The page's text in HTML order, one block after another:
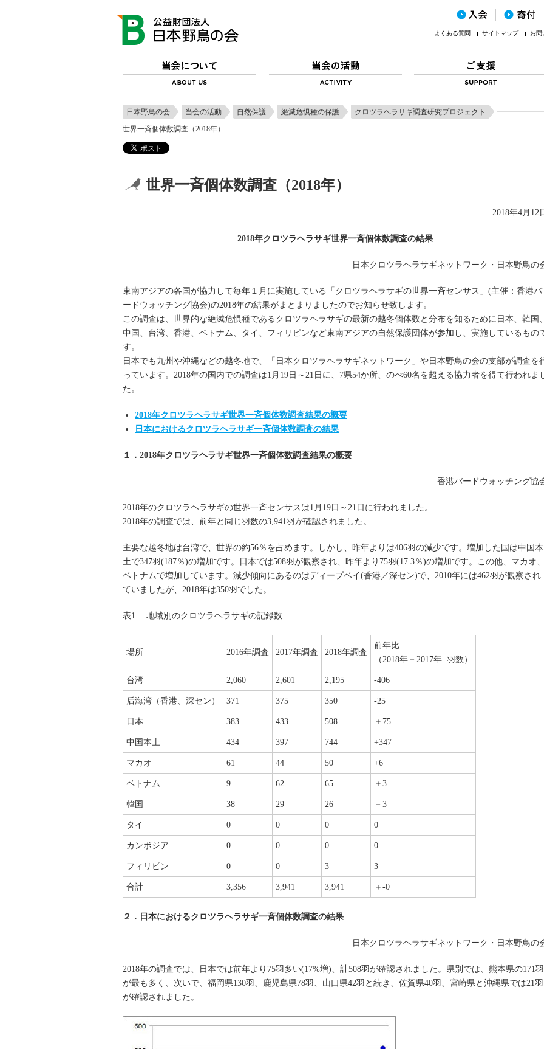
よくある質問 サイトマップ お問
日本野鳥の会 当会の活動 自然保護 絶滅危惧種の保護
クロツラヘラサギ調査研究プロジェクト
世界一斉個体数調査（2018年）
世界一斉個体数調査（2018年）
2018年4月12
2018年クロツラヘラサギ世界一斉個体数調査の結果
日本クロツラヘラサギネットワーク・日本野鳥の
東南アジアの各国が協力して毎年１月に実施している「クロツラヘラサギの世界一斉センサス」(主催：香港バ
ードウォッチング協会)の2018年の結果がまとまりましたのでお知らせ致します。
この調査は、世界的な絶滅危惧種であるクロツラヘラサギの最新の越冬個体数と分布を知るために日本、韓国
中国、台湾、香港、ベトナム、タイ、フィリピンなど東南アジアの自然保護団体が参加し、実施しているもの
す。
日本でも九州や沖縄などの越冬地で、「日本クロツラヘラサギネットワーク」や日本野鳥の会の支部が調査を
っています。2018年の国内での調査は1月19日～21日に、7県54か所、のべ60名を超える協力者を得て行われま
た。
2018年クロツラヘラサギ世界一斉個体数調査結果の概要
日本におけるクロツラヘラサギ一斉個体数調査の結果
１．2018年クロツラヘラサギ世界一斉個体数調査結果の概要
香港バードウォッチング協
2018年のクロツラヘラサギの世界一斉センサスは1月19日～21日に行われました。
2018年の調査では、前年と同じ羽数の3,941羽が確認されました。
主要な越冬地は台湾で、世界の約56％を占めます。しかし、昨年よりは406羽の減少です。増加した国は中国本
土で347羽(187％)の増加です。日本では508羽が観察され、昨年より75羽(17.3％)の増加です。この他、マカオ
ベトナムで増加しています。減少傾向にあるのはディープベイ(香港／深セン)で、2010年には462羽が観察され
ていましたが、2018年は350羽でした。
表1. 地域別のクロツラヘラサギの記録数
場所 2016年調査 2017年調査 2018年調査
前年比
（2018年－2017年. 羽数）
台湾 2,060 2,601 2,195 -406
后海湾（香港、深セン） 371 375 350 -25
日本 383 433 508 ＋75
中国本土 434 397 744 +347
マカオ 61 44 50 +6
ベトナム 9 62 65 ＋3
韓国 38 29 26 －3
タイ 0 0 0 0
カンボジア 0 0 0 0
フィリピン 0 0 3 3
合計 3,356 3,941 3,941 ＋-0
２．日本におけるクロツラヘラサギ一斉個体数調査の結果
日本クロツラヘラサギネットワーク・日本野鳥の
2018年の調査では、日本では前年より75羽多い(17%増)、計508羽が確認されました。県別では、熊本県の171羽
が最も多く、次いで、福岡県130羽、鹿児島県78羽、山口県42羽と続き、佐賀県40羽、宮崎県と沖縄県では21羽
が確認されました。